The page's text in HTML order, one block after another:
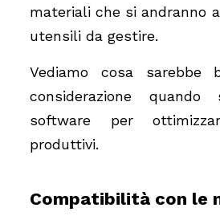
materiali che si andranno
utensili da gestire.
Vediamo cosa sarebbe
considerazione
software per
produttivi.
Compatibilità con le